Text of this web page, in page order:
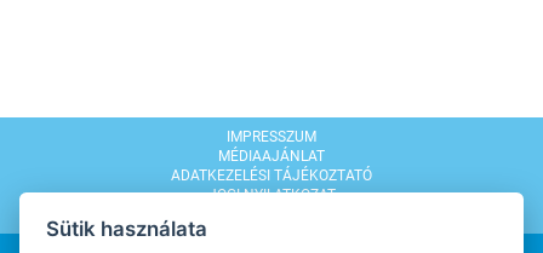
IMPRESSZUM
MÉDIAAJÁNLAT
ADATKEZELÉSI TÁJÉKOZTATÓ
JOGI NYILATKOZAT
Sütik használata